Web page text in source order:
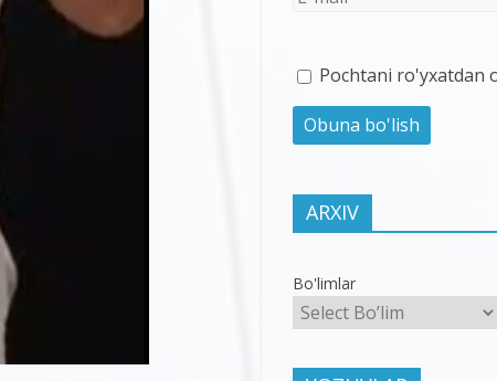
Pochtani ro'yxatdan
ARXIV
Bo'limlar